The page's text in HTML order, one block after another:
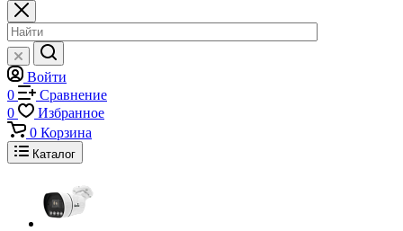
Войти
0
Сравнение
0
Избранное
0 Корзина
Каталог